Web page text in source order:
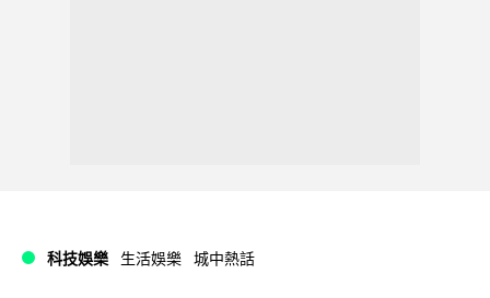
科技娛樂 生活娛樂 城中熱話